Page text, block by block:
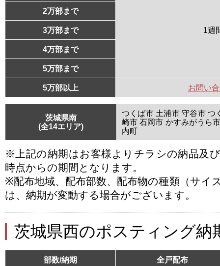
1週
2万部まで
3万部まで
4万部まで
5万部まで
5万部以上 お問い
茨城県南
(全14エリア)
つくば市 土浦市 守谷市 つ
崎市 石岡市 かすみがうら
内町
※上記の納期はお客様よりチラシの納品及
時点からの期間となります。
※配布地域、配布部数、配布物の種類（サイ
は、納期が変動する場合がございます。
茨城県西のポスティング納
部数/納期 全戸配布